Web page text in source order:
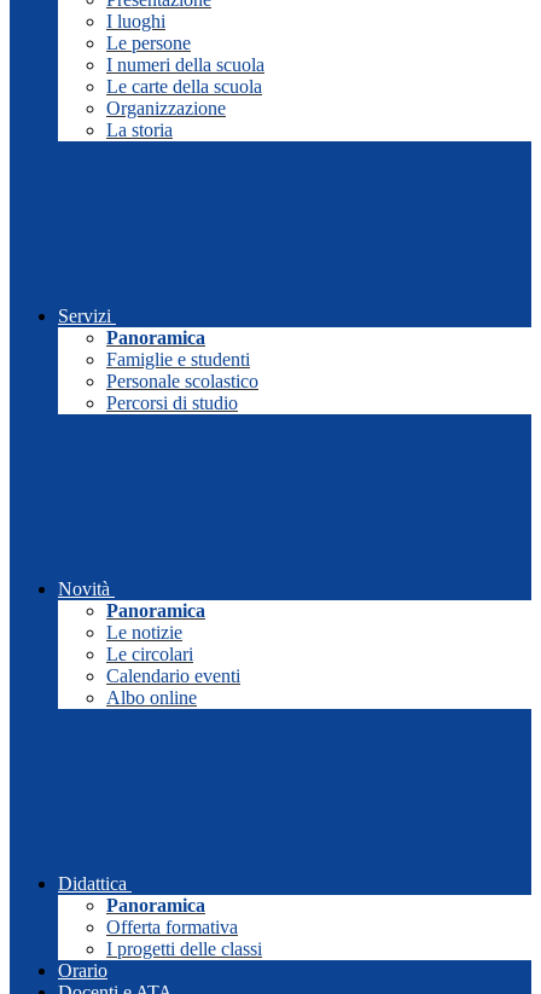
I luoghi
Le persone
I numeri della scuola
Le carte della scuola
Organizzazione
La storia
Servizi
Panoramica
Famiglie e studenti
Personale scolastico
Percorsi di studio
Novità
Panoramica
Le notizie
Le circolari
Calendario eventi
Albo online
Didattica
Panoramica
Offerta formativa
I progetti delle classi
Orario